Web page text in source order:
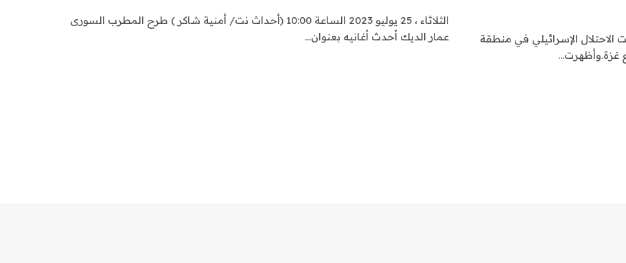
الاحتلال الإسرائيلي في منطقة
الثلاثاء ، 25 يوليو 2023 الساعة 10:00 (أحداث نت/ أمنية شاكر ) طرح المطرب السورى
عمار الديك أحدث أغانيه بعنوان…